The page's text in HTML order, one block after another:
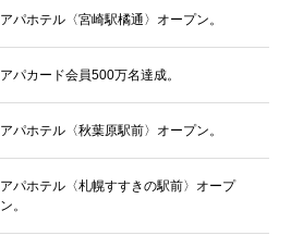
アパホテル〈宮崎駅橘通〉オープン。
アパカード会員500万名達成。
アパホテル〈秋葉原駅前〉オープン。
アパホテル〈札幌すすきの駅前〉オープ
ン。